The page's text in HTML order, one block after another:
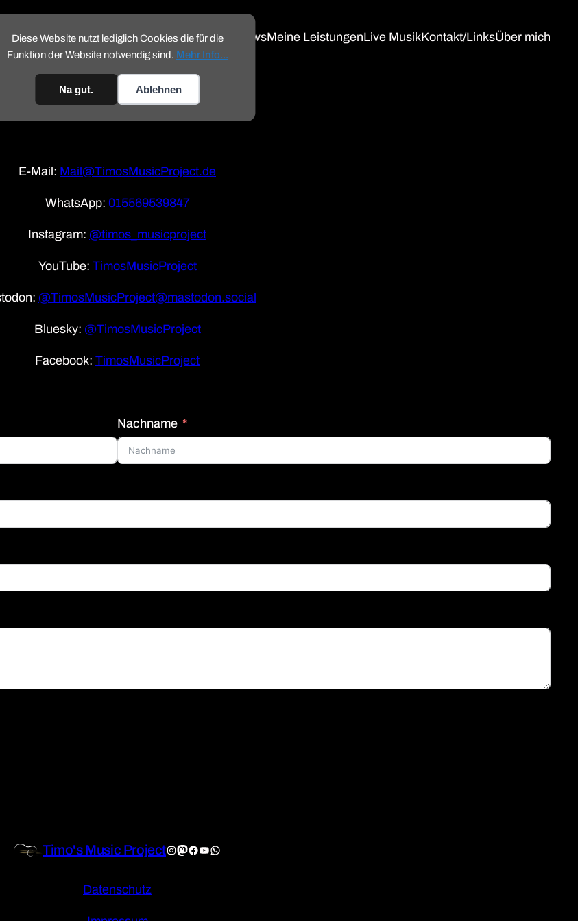
Diese Website nutzt lediglich Cookies die für die
Funktion der Website notwendig sind. Mehr Info...
Na gut. Ablehnen
NewsMeine LeistungenLive MusikKontakt/LinksÜber mich
E-Mail: Mail@TimosMusicProject.de
WhatsApp: 015569539847
Instagram: @timos_musicproject
YouTube: TimosMusicProject
@TimosMusicProject@mastodon.social
Bluesky: @TimosMusicProject
Facebook: TimosMusicProject
Nachname
Timo's Music ProjectInstagram
Mastodon
Facebook
YouTube
WhatsApp
Datenschutz